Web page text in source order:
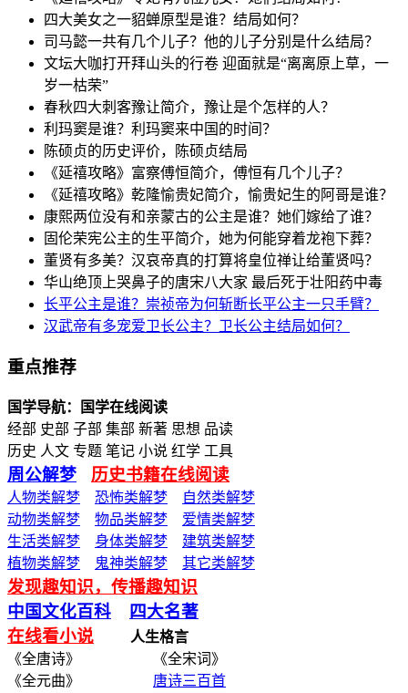
四大美女之一貂蝉原型是谁？结局如何？
司马懿一共有几个儿子？他的儿子分别是什么结局？
文坛大咖打开拜山头的行卷 迎面就是“离离原上草，一
岁一枯荣”
春秋四大刺客豫让简介，豫让是个怎样的人？
利玛窦是谁？利玛窦来中国的时间？
陈硕贞的历史评价，陈硕贞结局
《延禧攻略》富察傅恒简介，傅恒有几个儿子？
《延禧攻略》乾隆愉贵妃简介，愉贵妃生的阿哥是谁？
康熙两位没有和亲蒙古的公主是谁？她们嫁给了谁？
固伦荣宪公主的生平简介，她为何能穿着龙袍下葬？
董贤有多美？汉哀帝真的打算将皇位禅让给董贤吗？
华山绝顶上哭鼻子的唐宋八大家 最后死于壮阳药中毒
长平公主是谁？崇祯帝为何斩断长平公主一只手臂？
汉武帝有多宠爱卫长公主？卫长公主结局如何？
重点推荐
国学导航：国学在线阅读
经部 史部 子部 集部 新著 思想 品读
历史 人文 专题 笔记 小说 红学 工具
周公解梦 历史书籍在线阅读
人物类解梦 恐怖类解梦
自然类解梦
动物类解梦
物品类解梦
爱情类解梦
生活类解梦
身体类解梦
建筑类解梦
植物类解梦
鬼神类解梦 其它类解梦
发现趣知识，传播趣知识
中国文化百科
四大名著
在线看小说
人生格言
《全唐诗》 《全宋词》
《全元曲》 唐诗三百首